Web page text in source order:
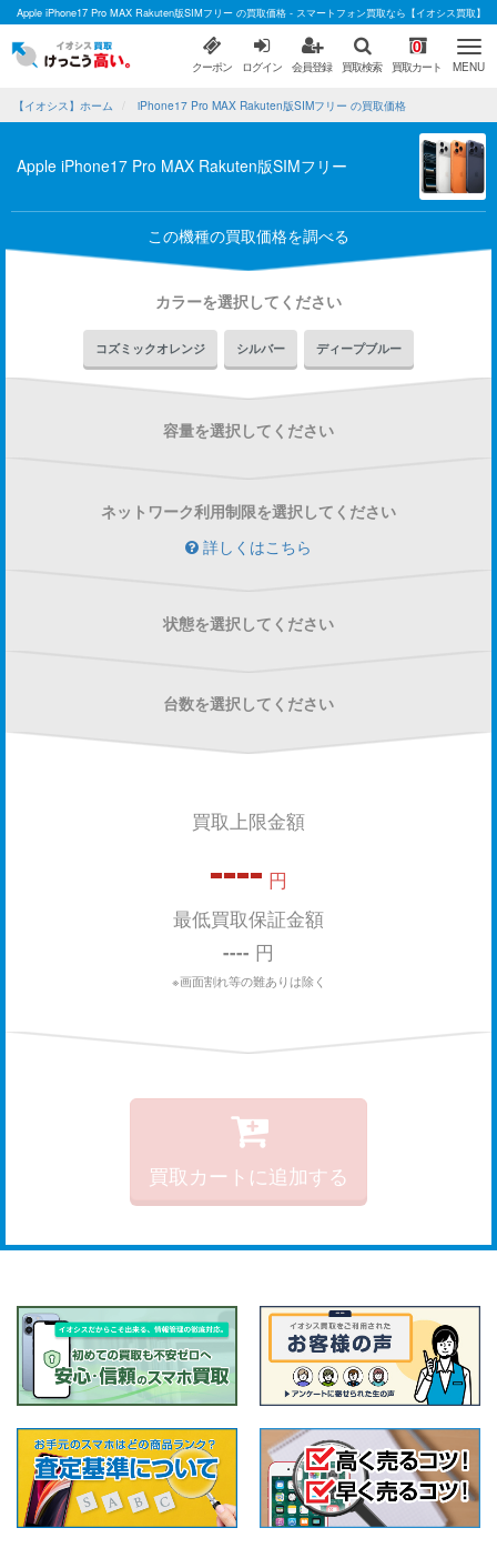
Apple iPhone17 Pro MAX Rakuten版SIMフリー の買取価格 - スマートフォン買取なら【イオシス買取】
クーポン ログイン 会員登録 買取検索
0
買取カート MENU
【イオシス】ホーム iPhone17 Pro MAX Rakuten版SIMフリー の買取価格
Apple iPhone17 Pro MAX Rakuten版SIMフリー
この機種の買取価格を調べる
カラーを選択してください
コズミックオレンジ シルバー ディープブルー
容量を選択してください
ネットワーク利用制限を選択してください
詳しくはこちら
状態を選択してください
台数を選択してください
買取上限金額
---- 円
最低買取保証金額
---- 円
※画面割れ等の難ありは除く
買取カートに追加する